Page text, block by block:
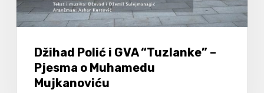
Džihad Polić i GVA “Tuzlanke” –
Pjesma o Muhamedu
Mujkanoviću